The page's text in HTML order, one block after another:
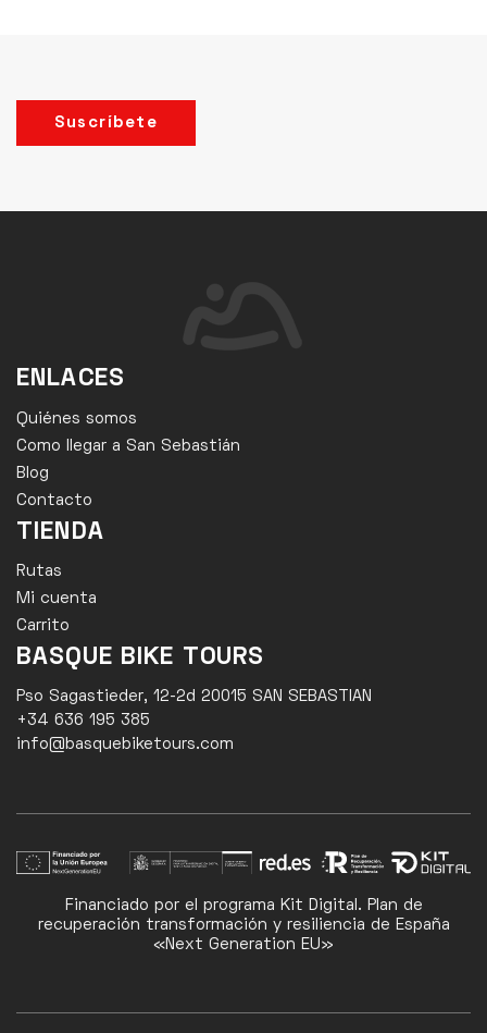
Suscríbete
ENLACES
Quiénes somos
Como llegar a San Sebastián
Blog
Contacto
TIENDA
Rutas
Mi cuenta
Carrito
BASQUE BIKE TOURS
Pso Sagastieder, 12-2d 20015 SAN SEBASTIAN
+34 636 195 385
info@basquebiketours.com
Financiado por el programa Kit Digital. Plan de
recuperación transformación y resiliencia de España
«Next Generation EU»